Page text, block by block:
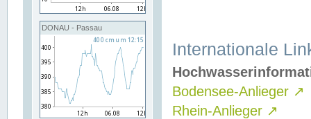
DONAU - Passau
Internationale
Bodensee-Anlieger ↗
Rhein-Anlieger ↗